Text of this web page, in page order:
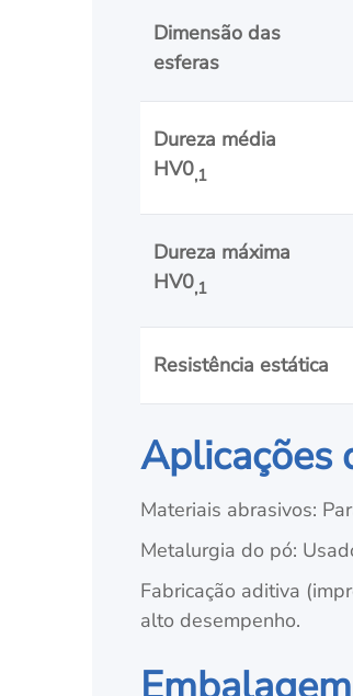
Dimensão das
esferas
Dureza média
HV0,1
Dureza máxima
HV0,1
Resistência estática
Aplicações
Materiais abrasivos:
Metalurgia do pó:
Fabricação aditiva
alto desempenho.